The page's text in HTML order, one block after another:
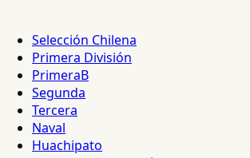
Selección Chilena
Primera División
PrimeraB
Segunda
Tercera
Naval
Huachipato